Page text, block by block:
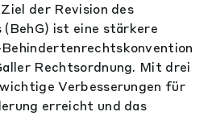
der Revision des
ist eine stärkere
Rechtsordnung. Mit drei
Verbesserungen für
erreicht und das